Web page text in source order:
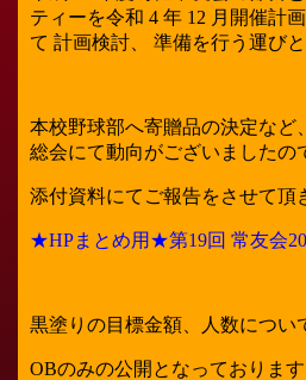
ティーを令和 4 年 12 月開催計
て 計画検討、 準備を行う運びと
本校野球部へ寄贈品の決定など
総会にて動向がございましたの
添付資料にてご報告をさせて頂
★HPまとめ用★第19回 常友会
黒塗りの目標金額、人数につい
OBのみの公開となっております